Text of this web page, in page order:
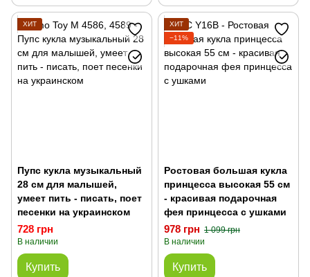
ХИТ
Пупс кукла музыкальный
28 см для малышей,
умеет пить - писать, поет
песенки на украинском
728 грн
В наличии
Купить
ХИТ
−11%
Ростовая большая кукла
принцесса высокая 55 см
- красивая подарочная
фея принцесса с ушками
978 грн 1 099 грн
В наличии
Купить